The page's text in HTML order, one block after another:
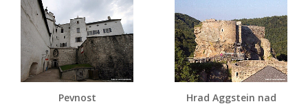
Pevnost
Hrad Aggstein nad